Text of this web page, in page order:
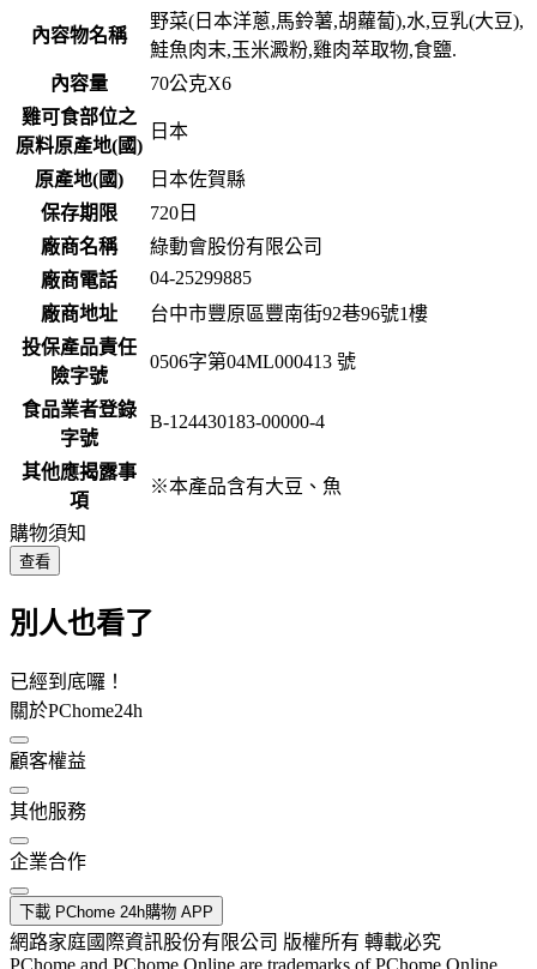
內容物名稱
野菜(日本洋蔥,馬鈴薯,胡蘿蔔),水,豆乳(大豆),
鮭魚肉末,玉米澱粉,雞肉萃取物,食鹽.
內容量
70公克X6
雞可食部位之
原料原產地(國)
日本
原產地(國)
日本佐賀縣
保存期限
720 日
廠商名稱
綠動會股份有限公司
廠商電話
04-25299885
廠商地址
台中市豐原區豐南街92巷96號1樓
投保產品責任
險字號
0506字第04ML000413 號
食品業者登錄
字號
B-124430183-00000-4
其他應揭露事
項
※本產品含有大豆、魚
購物須知
查看
別人也看了
已經到底囉！
關於PChome24h
顧客權益
其他服務
企業合作
下載 PChome 24h購物 APP
網路家庭國際資訊股份有限公司 版權所有 轉載必究
PChome and PChome Online are trademarks of PChome Online